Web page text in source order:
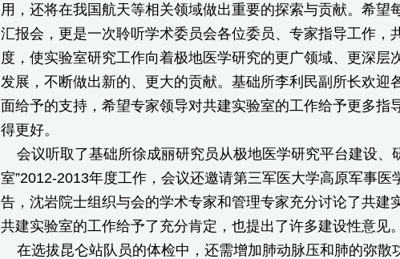
用，还将在我国航天等相关领域做出重要的探索与贡献。希
汇报会，更是一次聆听学术委员会各位委员、专家指导工作
度，使实验室研究工作向着极地医学研究的更广领域、更深
发展，不断做出新的、更大的贡献。基础所李利民副所长欢
面给予的支持，希望专家领导对共建实验室的工作给予更多
得更好。
会议听取了基础所徐成丽研究员从极地医学研究平台建设、
室”2012-2013年度工作，会议还邀请第三军医大学高原军事
告，沈岩院士组织与会的学术专家和管理专家充分讨论了共
共建实验室的工作给予了充分肯定，也提出了许多建设性意见
在选拔昆仑站队员的体检中，还需增加肺动脉压和肺的弥散